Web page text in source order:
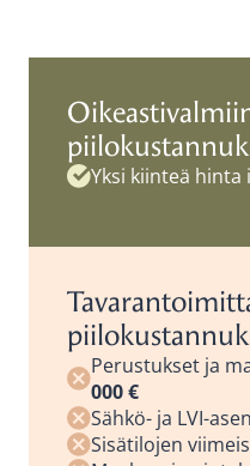
Yksi kiinteä hinta
Perustukset ja
000 €
Sähkö- ja LVI-
Sisätilojen